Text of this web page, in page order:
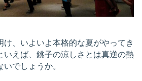
け、いよいよ本格的な夏がやってき
いえば、銚子の涼しさとは真逆の熱
でしょうか。